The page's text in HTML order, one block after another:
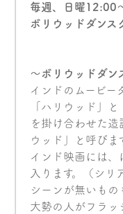
毎週、日曜12:00
ボリウッドダンス
〜ボリウッドダン
インドのムービー
「ハリウッド」
を掛け合わせた造
ウッド」と呼びま
インド映画には、
入ります。（シリ
シーンが無いもの
大勢の人がフラッ